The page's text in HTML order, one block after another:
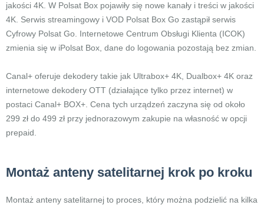
jakości 4K. W Polsat Box pojawiły się nowe kanały i treści w jakości
4K. Serwis streamingowy i VOD Polsat Box Go zastąpił serwis
Cyfrowy Polsat Go. Internetowe Centrum Obsługi Klienta (ICOK)
zmienia się w iPolsat Box, dane do logowania pozostają bez zmian.
Canal+ oferuje dekodery takie jak Ultrabox+ 4K, Dualbox+ 4K oraz
internetowe dekodery OTT (działające tylko przez internet) w
postaci Canal+ BOX+. Cena tych urządzeń zaczyna się od około
299 zł do 499 zł przy jednorazowym zakupie na własność w opcji
prepaid.
Montaż anteny satelitarnej krok po kroku
Montaż anteny satelitarnej to proces, który można podzielić na kilka